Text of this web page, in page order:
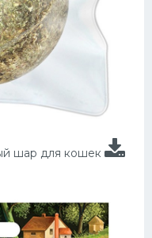
шар для кошек